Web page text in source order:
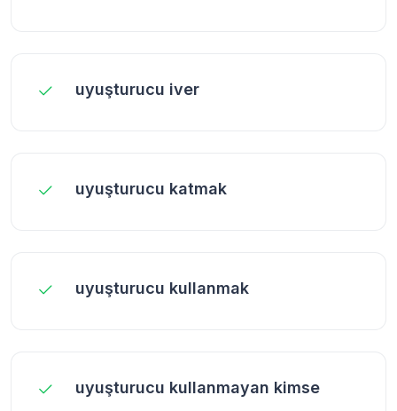
uyuşturucu iver
uyuşturucu katmak
uyuşturucu kullanmak
uyuşturucu kullanmayan kimse